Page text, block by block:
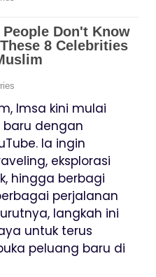
Imsa kini mulai
dengan
Ia ingin
eksplorasi
hingga berbagi
perjalanan
langkah ini
untuk terus
peluang baru di